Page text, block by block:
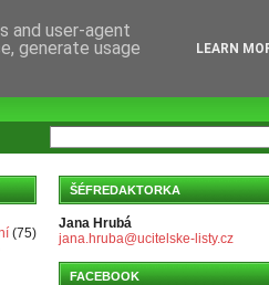
(75)
ŠÉFREDAKTORKA
Jana Hrubá
jana.hruba@ucitelske-listy.cz
FACEBOOK
and user-agent
generate usage
LEARN